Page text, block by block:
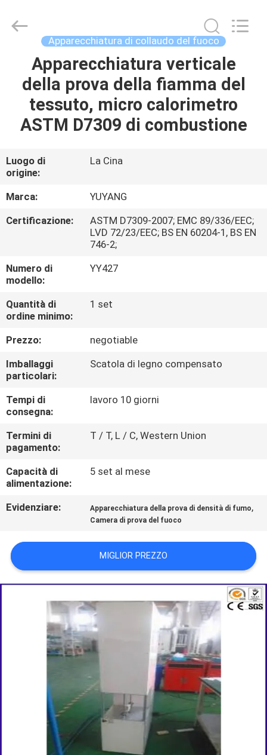
CASA
PRODOTTI
VR
CIRCA
NOI
DELLA
FABBRICA
CONTATTICI
NOTIZIE
RICHIEDA
UNA
CITAZIONE
MAPPA
DEL
POLITICA
SULLA
PRIVACY
YUYANG
INSTRUMENT
Apparecchiatura di collaudo del fuoco
Apparecchiatura verticale
della prova della fiamma del
tessuto, micro calorimetro
ASTM D7309 di combustione
Luogo di
origine:
La Cina
Marca:
YUYANG
Certificazione:
ASTM D7309-2007; EMC 89/336/EEC;
LVD 72/23/EEC; BS EN 60204-1, BS EN
746-2;
Numero di
modello:
YY427
Quantità di
ordine minimo:
1 set
Prezzo:
negotiable
Imballaggi
particolari:
Scatola di legno compensato
Tempi di
consegna:
lavoro 10 giorni
Termini di
pagamento:
T / T, L / C, Western Union
Capacità di
alimentazione:
5 set al mese
Evidenziare: Apparecchiatura della prova di densità di fumo,
Camera di prova del fuoco
MIGLIOR PREZZO